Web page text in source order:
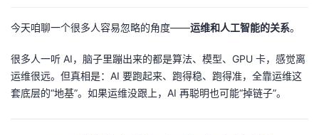
发
开
的
我
今天咱聊一个很多人容易忽略的角度——运维和人工智能的关系。
很多人一听 AI，脑子里蹦出来的都是算法、模型、GPU 卡，感觉离
运维很远。但真相是：AI 要跑起来、跑得稳、跑得准，全靠运维这
套底层的“地基”。如果运维没跟上，AI 再聪明也可能“掉链子”。